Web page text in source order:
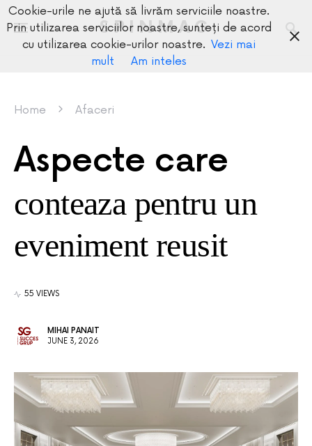
SPINMAG
Home Afaceri
Aspecte care
conteaza pentru un
eveniment reusit
55 VIEWS
MIHAI PANAIT
JUNE 3, 2026
Cookie-urile ne ajută să livrăm serviciile noastre.
Prin utilizarea serviciilor noastre, sunteți de acord
cu utilizarea cookie-urilor noastre. Vezi mai
mult
Am inteles